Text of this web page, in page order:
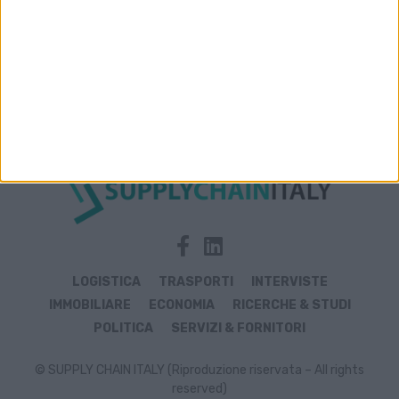
LOGISTICA TRASPORTI
INTERVISTE
IMMOBILIARE
ECONOMIA
RICERCHE & STUDI
POLITICA
SERVIZI & FORNITORI
© SUPPLY CHAIN ITALY (Riproduzione riservata – All rights
reserved)